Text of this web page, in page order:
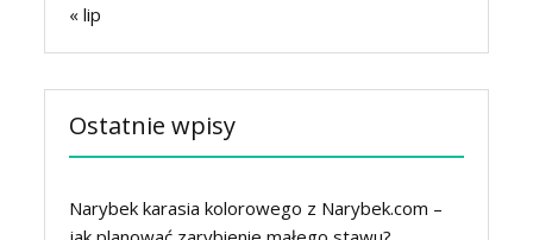
« lip
Ostatnie wpisy
Narybek karasia kolorowego z Narybek.com –